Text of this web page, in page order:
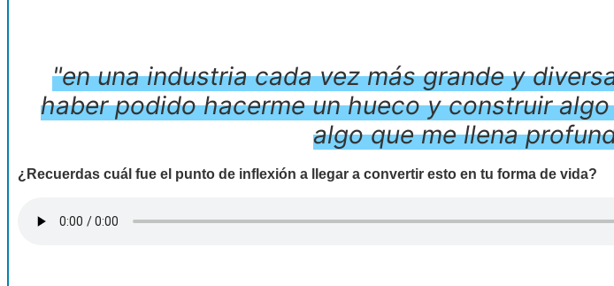
"en una industria cada vez más grande y
haber podido hacerme un hueco y construir
algo que me llena
¿Recuerdas cuál fue el punto de inflexión a llegar a convertir esto en tu forma de vida?